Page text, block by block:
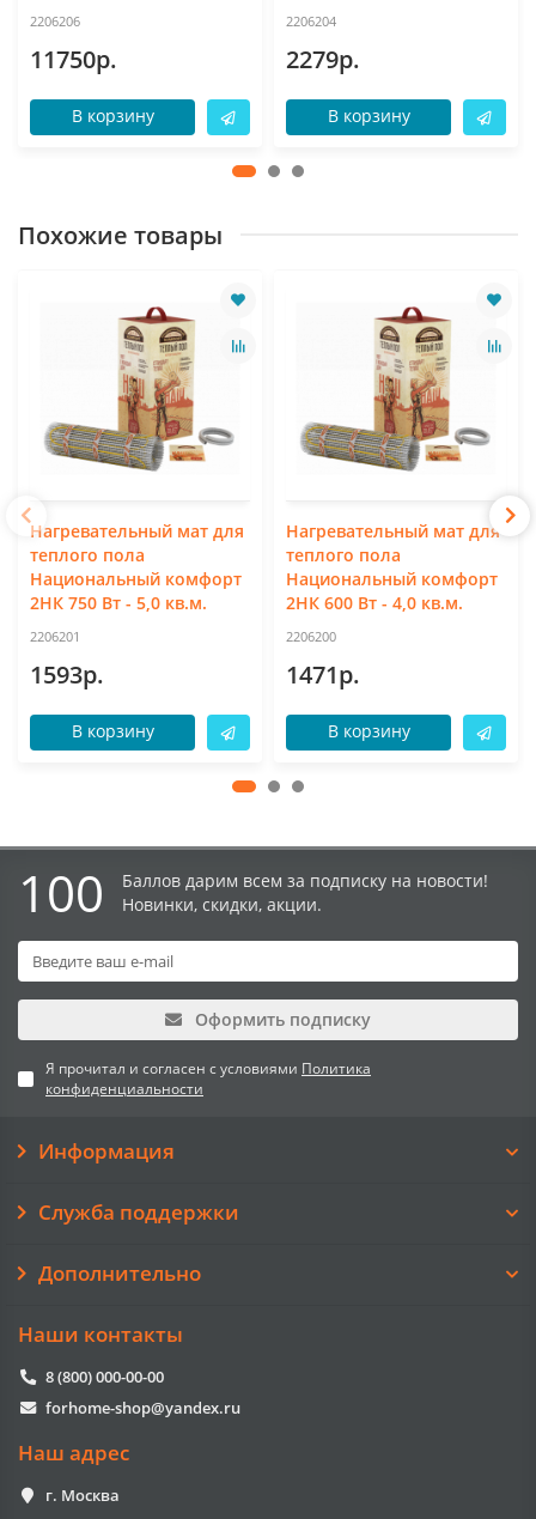
2206206
11750р.
В корзину
2206204
2279р.
В корзину
Похожие товары
Нагревательный мат для
теплого пола
Национальный комфорт
2НК 750 Вт - 5,0 кв.м.
2206201
1593р.
В корзину
Нагревательный мат для
теплого пола
Национальный комфорт
2НК 600 Вт - 4,0 кв.м.
2206200
1471р.
В корзину
100
Баллов дарим всем за подписку на новости!
Новинки, скидки, акции.
Оформить подписку
Я прочитал и согласен с условиями Политика
конфиденциальности
Информация
Служба поддержки
Дополнительно
Наши контакты
8 (800) 000-00-00
forhome-shop@yandex.ru
Наш адрес
г. Москва